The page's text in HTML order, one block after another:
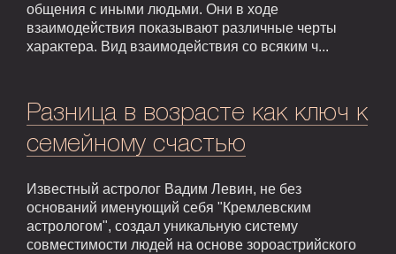
общения с иными людьми. Они в ходе
взаимодействия показывают различные черты
характера. Вид взаимодействия со всяким ч...
Разница в возрасте как ключ к
семейному счастью
Известный астролог Вадим Левин, не без
оснований именующий себя "Кремлевским
астрологом", создал уникальную систему
совместимости людей на основе зороастрийского